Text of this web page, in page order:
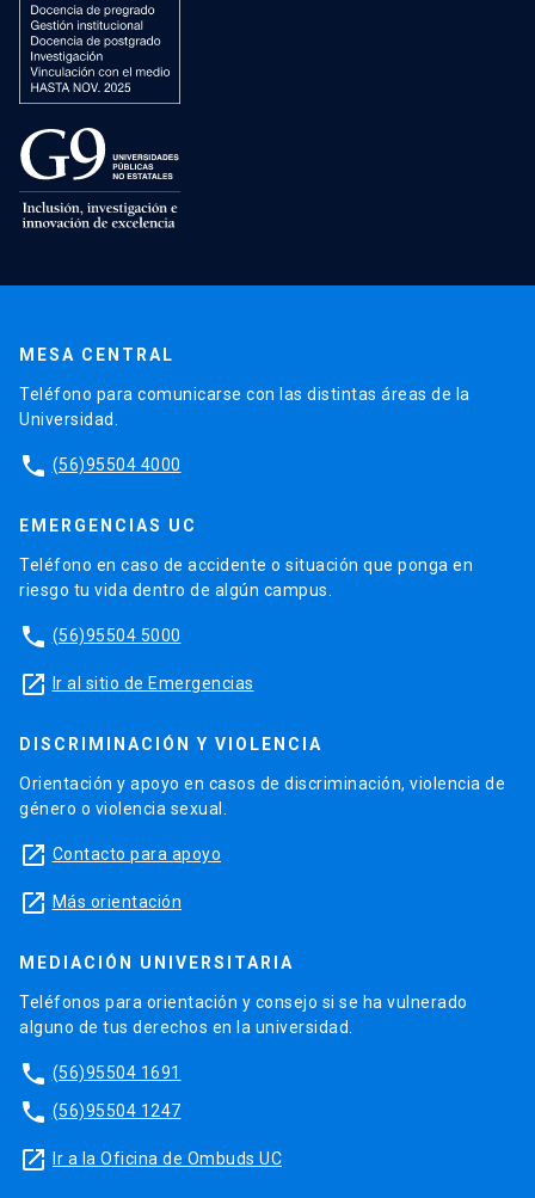
MESA CENTRAL
Teléfono para comunicarse con las distintas áreas de la
Universidad.
phone (56)95504 4000
EMERGENCIAS UC
Teléfono en caso de accidente o situación que ponga en
riesgo tu vida dentro de algún campus.
phone (56)95504 5000
launch Ir al sitio de Emergencias
DISCRIMINACIÓN Y VIOLENCIA
Orientación y apoyo en casos de discriminación, violencia de
género o violencia sexual.
launch Contacto para apoyo
launch Más orientación
MEDIACIÓN UNIVERSITARIA
Teléfonos para orientación y consejo si se ha vulnerado
alguno de tus derechos en la universidad.
phone (56)95504 1691
phone (56)95504 1247
launch Ir a la Oficina de Ombuds UC